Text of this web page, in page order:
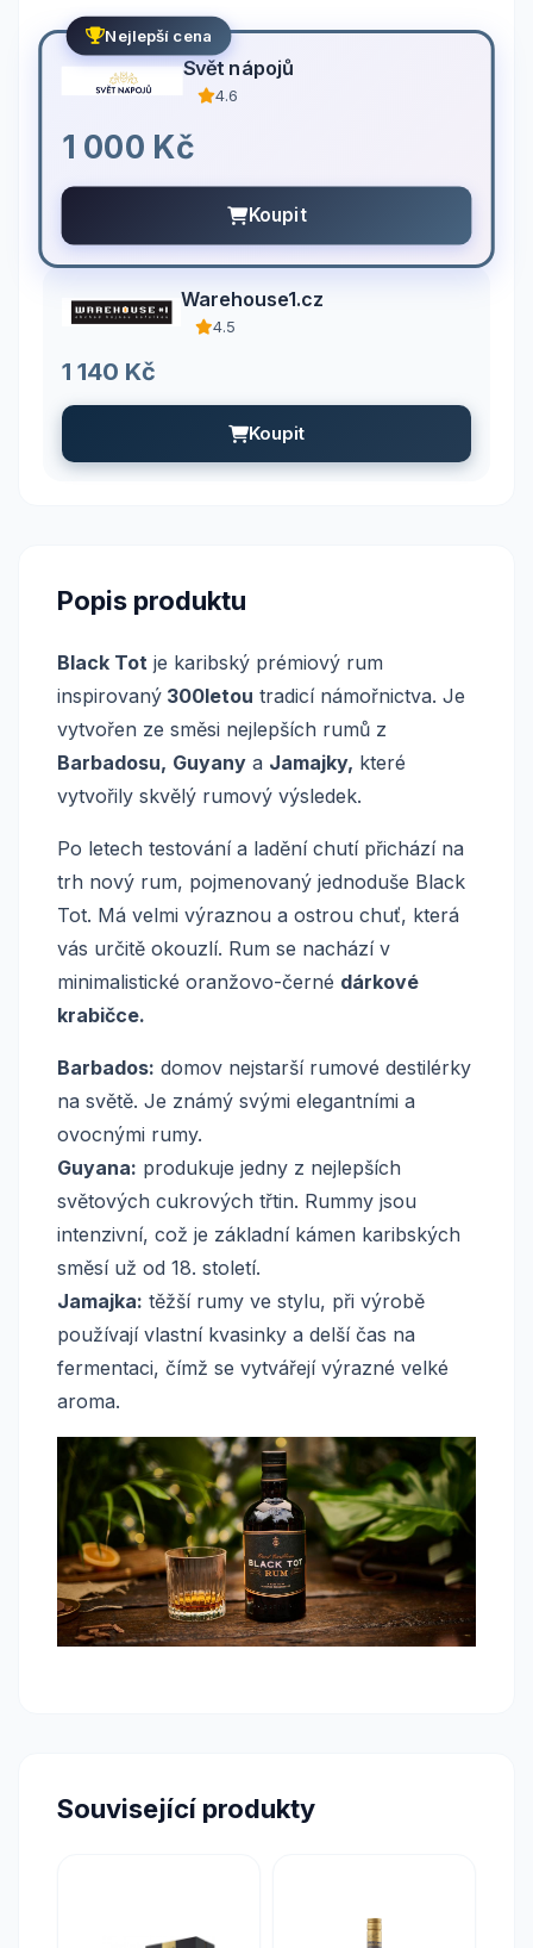
Nejlepší cena
Svět nápojů
4.6
1 000 Kč
Koupit
Warehouse1.cz
4.5
1 140 Kč
Koupit
Popis produktu
Black Tot je karibský prémiový rum
inspirovaný 300letou tradicí námořnictva. Je
vytvořen ze směsi nejlepších rumů z
Barbadosu, Guyany a Jamajky, které
vytvořily skvělý rumový výsledek.
Po letech testování a ladění chutí přichází na
trh nový rum, pojmenovaný jednoduše Black
Tot. Má velmi výraznou a ostrou chuť, která
vás určitě okouzlí. Rum se nachází v
minimalistické oranžovo-černé dárkové
krabičce.
Barbados: domov nejstarší rumové destilérky
na světě. Je známý svými elegantními a
ovocnými rumy.
Guyana: produkuje jedny z nejlepších
světových cukrových třtin. Rummy jsou
intenzivní, což je základní kámen karibských
směsí už od 18. století.
Jamajka: těžší rumy ve stylu, při výrobě
používají vlastní kvasinky a delší čas na
fermentaci, čímž se vytvářejí výrazné velké
aroma.
Související produkty